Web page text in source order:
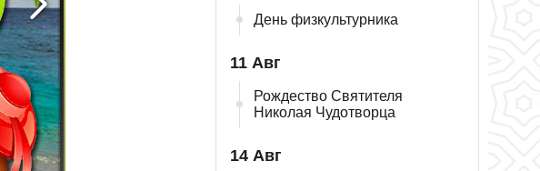
День физкультурника
11 Авг
Рождество Святителя
Николая Чудотворца
14 Авг